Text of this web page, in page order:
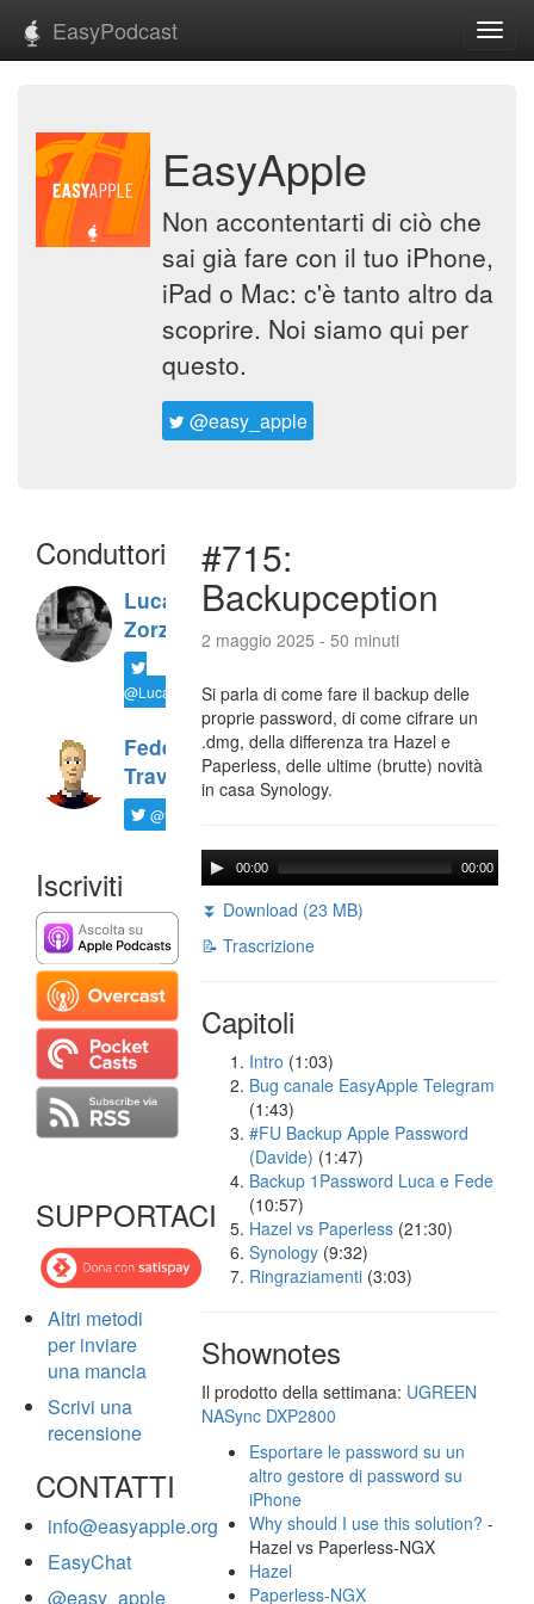
EasyPodcast
EasyApple
Non accontentarti di ciò che
sai già fare con il tuo iPhone,
iPad o Mac: c'è tanto altro da
scoprire. Noi siamo qui per
questo.
@easy_apple
Conduttori
Luca
Zorzi
@LucaTNT
Federico
Travaini
@ftrava
Iscriviti
SUPPORTACI
Altri metodi
per inviare
una mancia
Scrivi una
recensione
CONTATTI
info@easyapple.org
EasyChat
@easy_apple
#715:
Backupception
2 maggio 2025 - 50 minuti
Si parla di come fare il backup delle
proprie password, di come cifrare un
.dmg, della differenza tra Hazel e
Paperless, delle ultime (brutte) novità
in casa Synology.
00:00 00:00
⏬ Download (23 MB)
📝 Trascrizione
Capitoli
Intro (1:03)
Bug canale EasyApple Telegram
(1:43)
#FU Backup Apple Password
(Davide) (1:47)
Backup 1Password Luca e Fede
(10:57)
Hazel vs Paperless (21:30)
Synology (9:32)
Ringraziamenti (3:03)
Shownotes
Il prodotto della settimana: UGREEN
NASync DXP2800
Esportare le password su un
altro gestore di password su
iPhone
Why should I use this solution? -
Hazel vs Paperless-NGX
Hazel
Paperless-NGX